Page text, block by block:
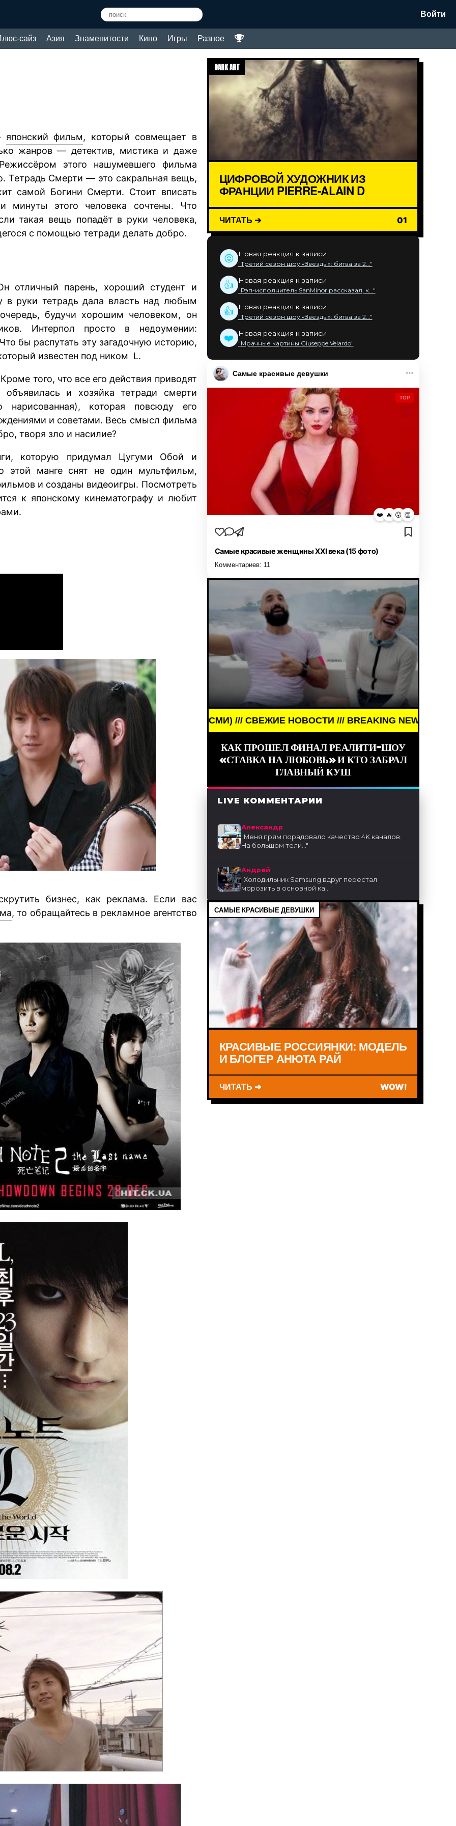
Войти
сайз Азия Знаменитости Кино Игры Разное
японский фильм, который совмещает в
жанров — детектив, мистика и даже
этого нашумевшего фильма
Тетрадь Смерти — это сакральная вещь,
самой Богини Смерти. Стоит вписать
минуты этого человека сочтены. Что
такая вещь попадёт в руки человека,
с помощью тетради делать добро.
отличный парень, хороший студент и
руки тетрадь дала власть над любым
будучи хорошим человеком, он
Интерпол просто в недоумении:
бы распутать эту загадочную историю,
известен под ником L.
того, что все его действия приводят
и хозяйка тетради смерти
которая повсюду его
и советами. Весь смысл фильма
творя зло и насилие?
которую придумал Цугуми Обой и
этой манге снят не один мультфильм,
и созданы видеоигры. Посмотреть
к японскому кинематографу и любит
бизнес, как реклама. Если вас
, то обращайтесь в рекламное агентство
DARK ART
ЦИФРОВОЙ ХУДОЖНИК ИЗ
ФРАНЦИИ PIERRE-ALAIN D
ЧИТАТЬ ➔ 01
😡 Новая реакция к записи
"Третий сезон шоу «Звезды»: битва за 2..."
👍 Новая реакция к записи
"Рэп-исполнитель SanMinor рассказал, к..."
👍 Новая реакция к записи
"Третий сезон шоу «Звезды»: битва за 2..."
❤️ Новая реакция к записи
"Мрачные картины Giuseppe Velardo"
Самые красивые девушки
TOP
❤️ 🔥 😮 👏
Самые красивые женщины XXI века (15 фото)
Комментариев: 11
NEWS /// НОВОСТИ (СМИ) /// СВЕЖИЕ НОВОСТИ /// BREAKING NEWS /// НОВОСТИ (СМИ) ///
КАК ПРОШЕЛ ФИНАЛ РЕАЛИТИ-ШОУ
«СТАВКА НА ЛЮБОВЬ» И КТО ЗАБРАЛ
ГЛАВНЫЙ КУШ
LIVE КОММЕНТАРИИ
Александр
"Меня прям порадовало качество 4K каналов.
На большом тели..."
Андрей
"Холодильник Samsung вдруг перестал
морозить в основной ка..."
САМЫЕ КРАСИВЫЕ ДЕВУШКИ
КРАСИВЫЕ РОССИЯНКИ: МОДЕЛЬ
И БЛОГЕР АНЮТА РАЙ
ЧИТАТЬ ➔ WOW!